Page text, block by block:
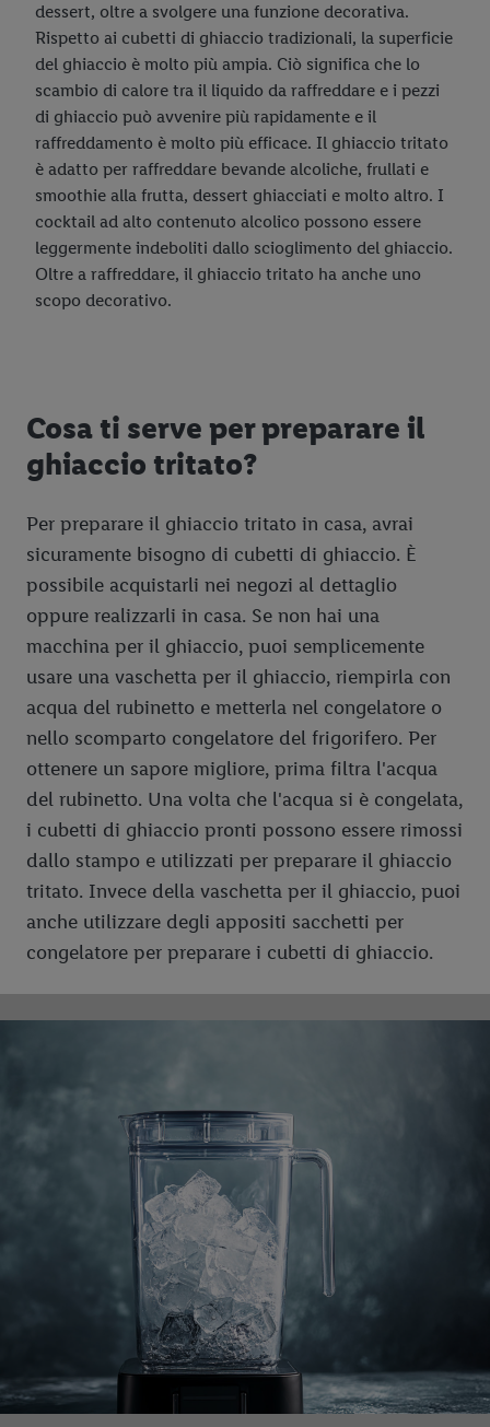
dessert, oltre a svolgere una funzione decorativa.
Rispetto ai cubetti di ghiaccio tradizionali, la superficie
del ghiaccio è molto più ampia. Ciò significa che lo
scambio di calore tra il liquido da raffreddare e i pezzi
di ghiaccio può avvenire più rapidamente e il
raffreddamento è molto più efficace. Il ghiaccio tritato
è adatto per raffreddare bevande alcoliche, frullati e
smoothie alla frutta, dessert ghiacciati e molto altro. I
cocktail ad alto contenuto alcolico possono essere
leggermente indeboliti dallo scioglimento del ghiaccio.
Oltre a raffreddare, il ghiaccio tritato ha anche uno
scopo decorativo.
Cosa ti serve per preparare il
ghiaccio tritato?
Per preparare il ghiaccio tritato in casa, avrai
sicuramente bisogno di cubetti di ghiaccio. È
possibile acquistarli nei negozi al dettaglio
oppure realizzarli in casa. Se non hai una
macchina per il ghiaccio, puoi semplicemente
usare una vaschetta per il ghiaccio, riempirla con
acqua del rubinetto e metterla nel congelatore o
nello scomparto congelatore del frigorifero. Per
ottenere un sapore migliore, prima filtra l'acqua
del rubinetto. Una volta che l'acqua si è congelata,
i cubetti di ghiaccio pronti possono essere rimossi
dallo stampo e utilizzati per preparare il ghiaccio
tritato. Invece della vaschetta per il ghiaccio, puoi
anche utilizzare degli appositi sacchetti per
congelatore per preparare i cubetti di ghiaccio.